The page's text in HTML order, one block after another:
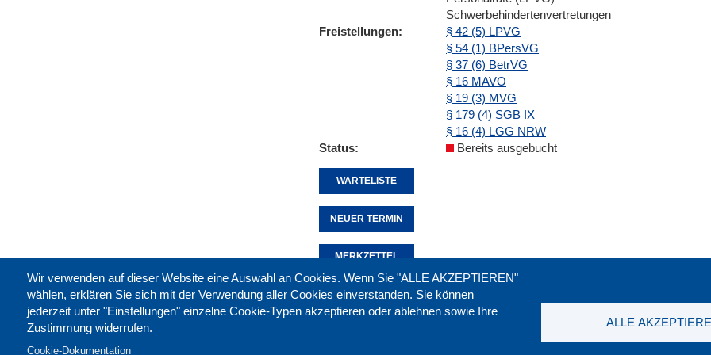
Schwerbehindertenvertretungen
Freistellungen
§ 42 (5) LPVG
§ 54 (1) BPersVG
§ 37 (6) BetrVG
§ 16 MAVO
§ 19 (3) MVG
§ 179 (4) SGB IX
§ 16 (4) LGG NRW
Status
Bereits ausgebucht
WARTELISTE
NEUER TERMIN
MERKZETTEL
Wir verwenden auf dieser Website eine Auswahl an Cookies. Wenn Sie "ALLE AKZEPTIEREN"
wählen, erklären Sie sich mit der Verwendung aller Cookies einverstanden. Sie können
jederzeit unter "Einstellungen" einzelne Cookie-Typen akzeptieren oder ablehnen sowie Ihre
Zustimmung widerrufen.
Cookie-Dokumentation
ALLE
Diese Seite empfehlen: drucken: